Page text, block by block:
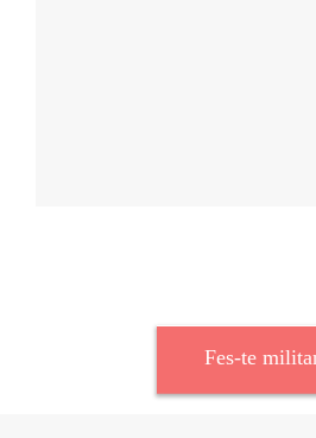
Fes-te